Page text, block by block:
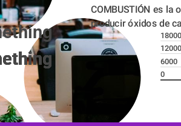
COMBUSTIÓN es la
producir óxidos de
18000
12000
6000
0